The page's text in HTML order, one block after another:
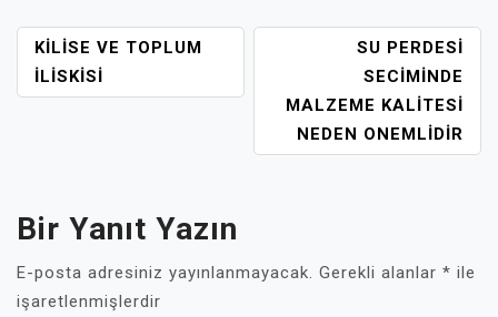
YAZI
GEZINMESI
KILISE VE TOPLUM
İLISKISI
SU PERDESI
SECIMINDE
MALZEME KALITESI
NEDEN ONEMLIDIR
Bir Yanıt Yazın
E-posta adresiniz yayınlanmayacak. Gerekli alanlar * ile
işaretlenmişlerdir